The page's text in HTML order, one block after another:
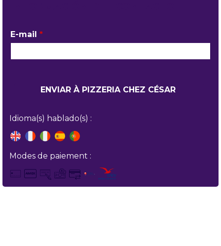
E-mail *
Idioma(s) hablado(s) :
Modes de paiement :